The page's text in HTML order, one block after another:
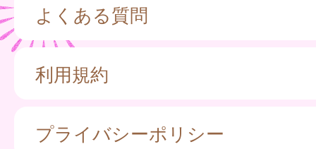
よくある質問
利用規約
プライバシーポリシー